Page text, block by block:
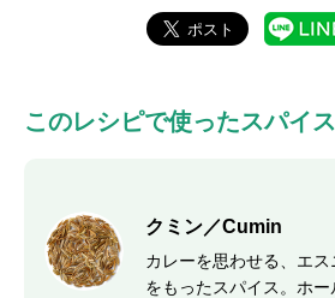
このレシピで使ったスパイ
クミン／Cumin
カレーを思わせる、エ
をもったスパイス。ホー